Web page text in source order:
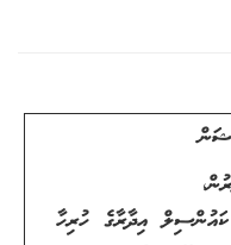
ސެކްޝަން
އިދާރާގެ ހުރިހާ